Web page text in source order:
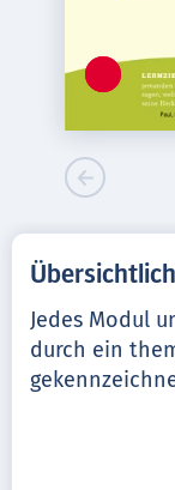
Jedes Modul
durch ein